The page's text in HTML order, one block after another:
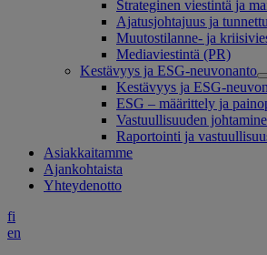
Strateginen viestintä ja
Ajatusjohtajuus ja
Muutostilanne- ja
Mediaviestintä (PR)
Kestävyys ja ESG-neuvonanto
Kestävyys ja ESG-
ESG – määrittely ja
Vastuullisuuden
Raportointi ja
Asiakkaitamme
Ajankohtaista
Yhteydenotto
fi
en